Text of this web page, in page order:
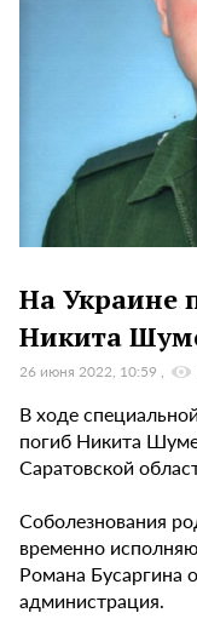
На Украине
Никита
26 июня 2022, 10:59
В ходе
погиб Никита
Саратовской
Соболезнования
временно
Романа Бусаргина
администрация.